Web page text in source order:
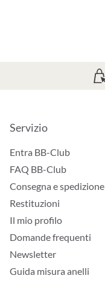
Servizio
Entra BB-Club
FAQ BB-Club
Consegna e spedizione
Restituzioni
Il mio profilo
Domande frequenti
Newsletter
Guida misura anelli